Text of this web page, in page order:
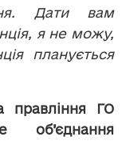
Дати вам
я не можу,
планується
правління ГО
об’єднання